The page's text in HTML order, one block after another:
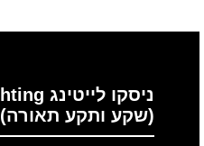
ניסקו לייטינג Nisko Lighting
(שקע ותקע תאורה)